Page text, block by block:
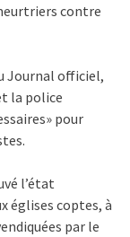
contre
Journal officiel,
la police
pour
l’état
églises coptes, à
par le